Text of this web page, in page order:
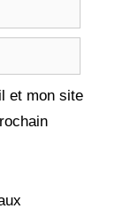
et mon site